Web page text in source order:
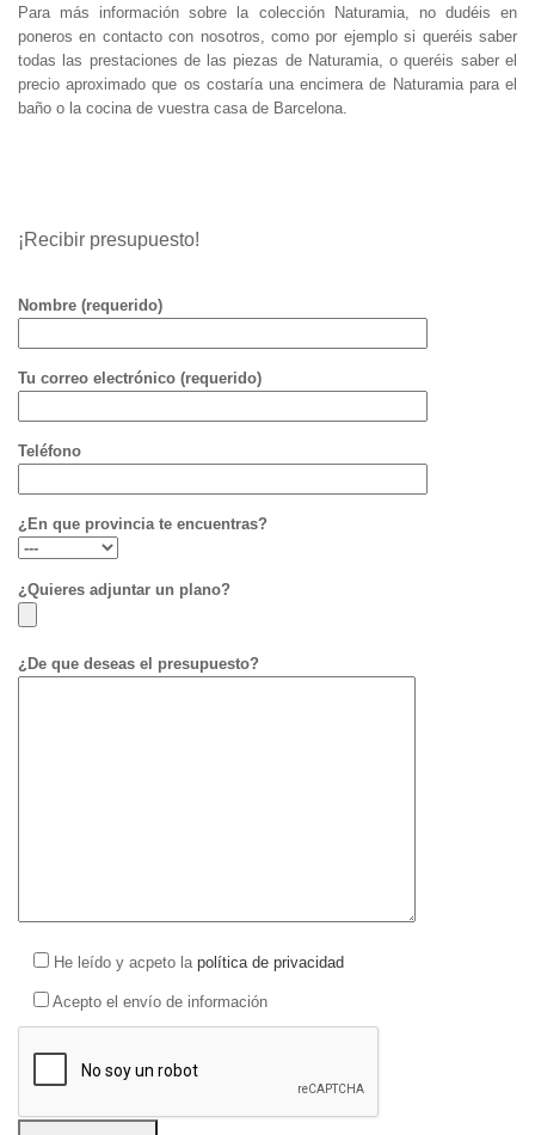
Para más información sobre la colección Naturamia, no dudéis en
poneros en contacto con nosotros, como por ejemplo si queréis saber
todas las prestaciones de las piezas de Naturamia, o queréis saber el
precio aproximado que os costaría una encimera de Naturamia para el
baño o la cocina de vuestra casa de Barcelona.
¡Recibir presupuesto!
Nombre (requerido)
Tu correo electrónico (requerido)
Teléfono
¿En que provincia te encuentras?
¿Quieres adjuntar un plano?
¿De que deseas el presupuesto?
He leído y acpeto la política de privacidad
Acepto el envío de información